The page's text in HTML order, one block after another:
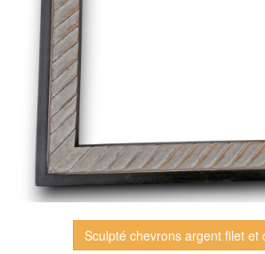
Sculpté chevrons argent filet et